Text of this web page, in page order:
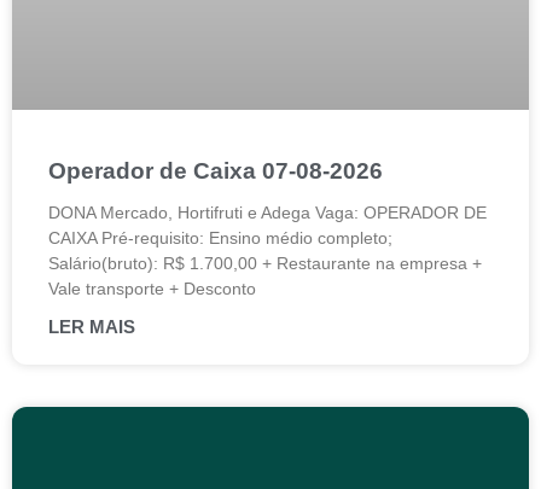
Operador de Caixa 07-08-2026
DONA Mercado, Hortifruti e Adega Vaga: OPERADOR DE
CAIXA Pré-requisito: Ensino médio completo;
Salário(bruto): R$ 1.700,00 + Restaurante na empresa +
Vale transporte + Desconto
LER MAIS